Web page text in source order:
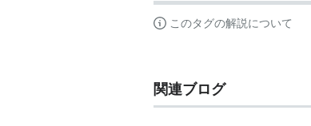
このタグの解説について
関連ブログ